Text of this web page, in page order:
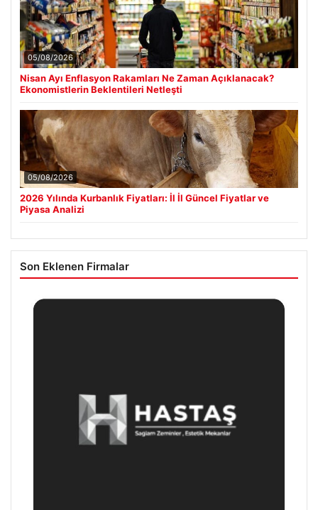
05/08/2026
Nisan Ayı Enflasyon Rakamları Ne Zaman Açıklanacak?
Ekonomistlerin Beklentileri Netleşti
05/08/2026
2026 Yılında Kurbanlık Fiyatları: İl İl Güncel Fiyatlar ve
Piyasa Analizi
Son Eklenen Firmalar